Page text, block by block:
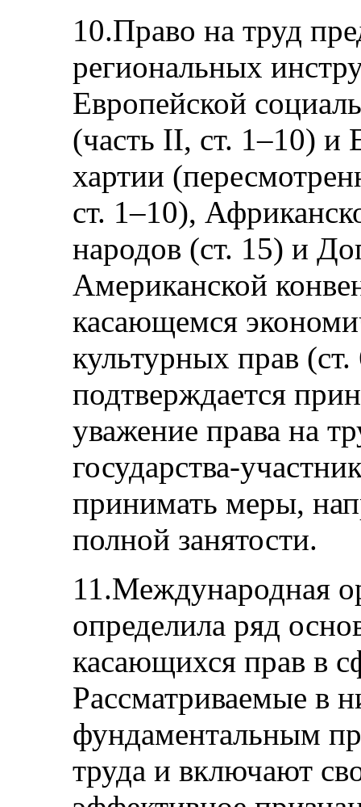
10.Право на труд
региональных
Европейской
(часть II, ст. 1–10) и
хартии
ст. 1–10),
народов (ст. 15) и
Американской
касающемся
культурных прав
подтверждается
уважение права на
государства-
принимать меры,
полной занятости.
11.Международная
определила ряд
касающихся прав в
Рассматриваемые в
фундаментальным
труда и включают